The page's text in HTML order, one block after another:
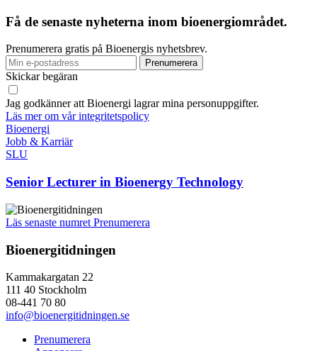
Få de senaste nyheterna inom bioenergiområdet.
Prenumerera gratis på Bioenergis nyhetsbrev.
Skickar begäran
Jag godkänner att Bioenergi lagrar mina personuppgifter.
Läs mer om vår integritetspolicy
Bioenergi
Jobb & Karriär
SLU
Senior Lecturer in Bioenergy Technology
Läs senaste numret Prenumerera
Bioenergitidningen
Kammakargatan 22
111 40 Stockholm
08-441 70 80
info@bioenergitidningen.se
Prenumerera